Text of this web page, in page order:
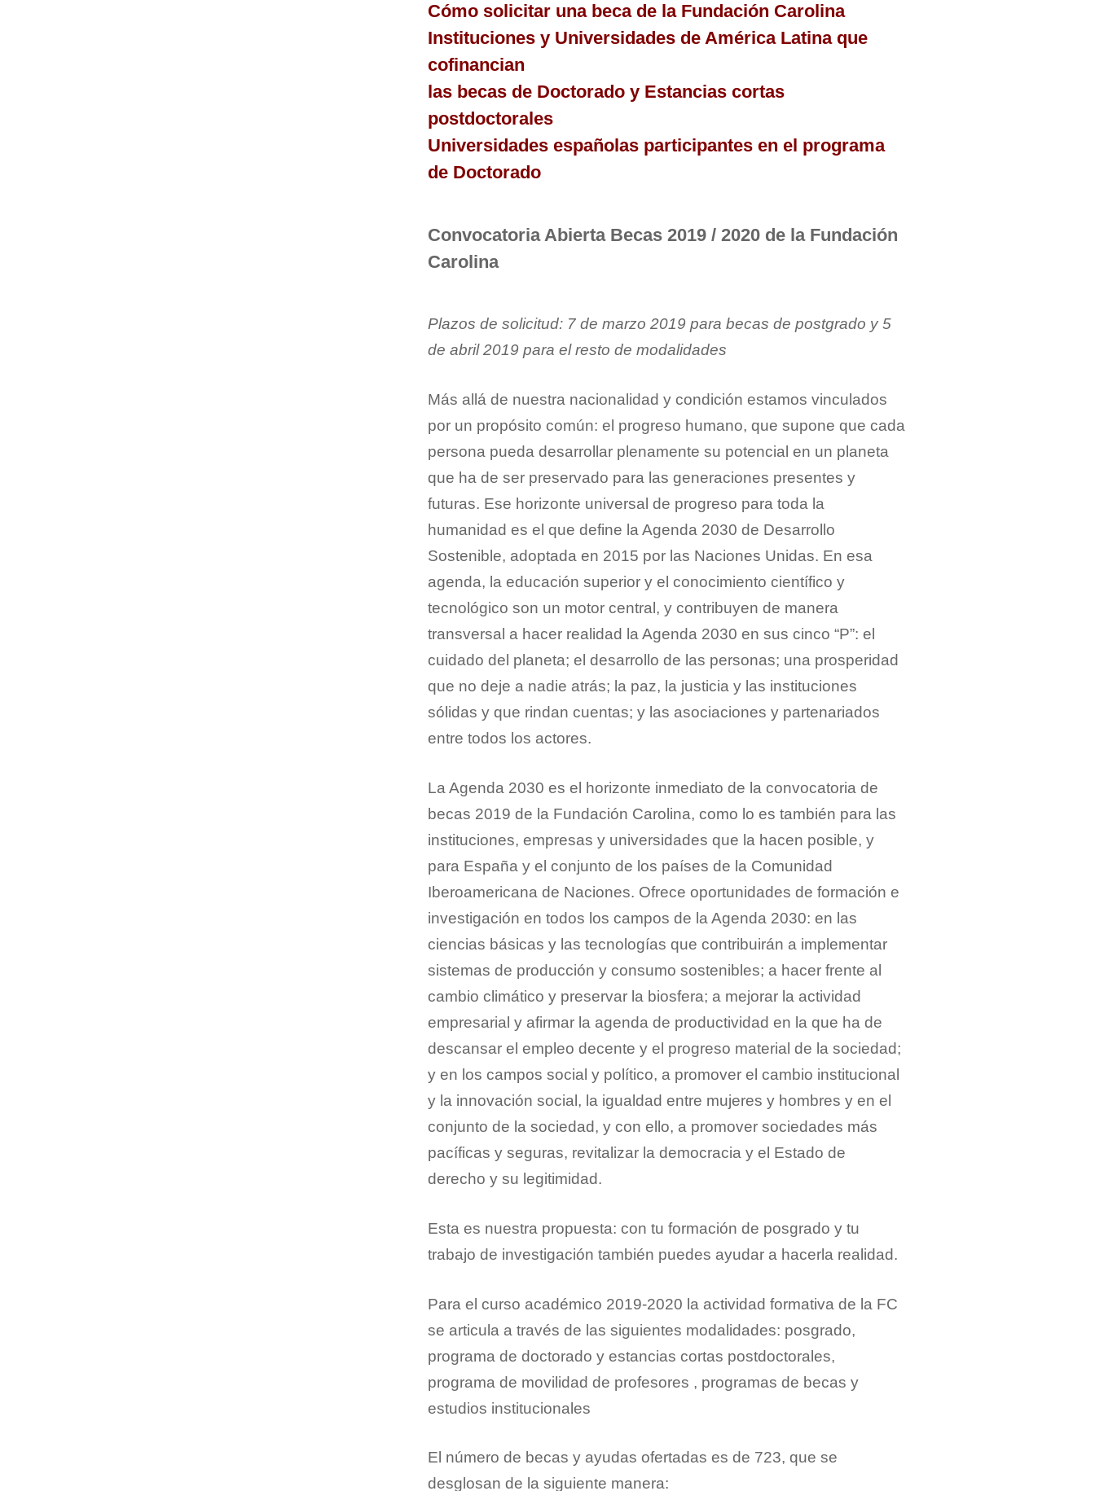
Cómo solicitar una beca de la Fundación Carolina
Instituciones y Universidades de América Latina que
cofinancian
las becas de Doctorado y Estancias cortas
postdoctorales
Universidades españolas participantes en el programa
de Doctorado
Convocatoria Abierta Becas 2019 / 2020 de la Fundación
Carolina
Plazos de solicitud: 7 de marzo 2019 para becas de postgrado y 5
de abril 2019 para el resto de modalidades
Más allá de nuestra nacionalidad y condición estamos vinculados
por un propósito común: el progreso humano, que supone que cada
persona pueda desarrollar plenamente su potencial en un planeta
que ha de ser preservado para las generaciones presentes y
futuras. Ese horizonte universal de progreso para toda la
humanidad es el que define la Agenda 2030 de Desarrollo
Sostenible, adoptada en 2015 por las Naciones Unidas. En esa
agenda, la educación superior y el conocimiento científico y
tecnológico son un motor central, y contribuyen de manera
transversal a hacer realidad la Agenda 2030 en sus cinco “P”: el
cuidado del planeta; el desarrollo de las personas; una prosperidad
que no deje a nadie atrás; la paz, la justicia y las instituciones
sólidas y que rindan cuentas; y las asociaciones y partenariados
entre todos los actores.
La Agenda 2030 es el horizonte inmediato de la convocatoria de
becas 2019 de la Fundación Carolina, como lo es también para las
instituciones, empresas y universidades que la hacen posible, y
para España y el conjunto de los países de la Comunidad
Iberoamericana de Naciones. Ofrece oportunidades de formación e
investigación en todos los campos de la Agenda 2030: en las
ciencias básicas y las tecnologías que contribuirán a implementar
sistemas de producción y consumo sostenibles; a hacer frente al
cambio climático y preservar la biosfera; a mejorar la actividad
empresarial y afirmar la agenda de productividad en la que ha de
descansar el empleo decente y el progreso material de la sociedad;
y en los campos social y político, a promover el cambio institucional
y la innovación social, la igualdad entre mujeres y hombres y en el
conjunto de la sociedad, y con ello, a promover sociedades más
pacíficas y seguras, revitalizar la democracia y el Estado de
derecho y su legitimidad.
Esta es nuestra propuesta: con tu formación de posgrado y tu
trabajo de investigación también puedes ayudar a hacerla realidad.
Para el curso académico 2019-2020 la actividad formativa de la FC
se articula a través de las siguientes modalidades: posgrado,
programa de doctorado y estancias cortas postdoctorales,
programa de movilidad de profesores , programas de becas y
estudios institucionales
El número de becas y ayudas ofertadas es de 723, que se
desglosan de la siguiente manera: